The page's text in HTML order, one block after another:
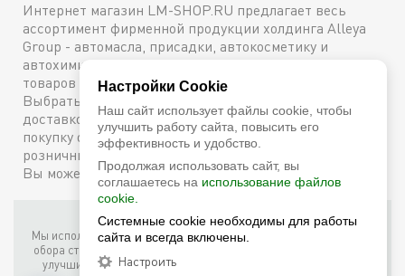
Интернет магазин LM-SHOP.RU предлагает весь
ассортимент фирменной продукции холдинга Alleya
Group - автомасла, присадки, автокосметику и
автохимию. Каталог содержит подробное описание
товаров с техническими характеристиками и ценами.
Выбрать и купить оригинальную продукцию с
доставкой по Москве можно сейчас же, оформив
покупку онлайн, либо посетив один из наших
розничных магазинов. Более подробную информацию
Вы можете получить по телефону+7 (800) 600-48-38
Фирменный интернет-магазин LM Shop © 2026
Мы используем собственные куки (соокіе) и куки третьих лиц для
обора статистики, маркетинговых целей, а также для того, чтобы
улучшить работу сайта. Продолжая просмотр этого сайта, вы
Настройки Cookie
Наш сайт использует файлы cookie, чтобы
улучшить работу сайта, повысить его
эффективность и удобство.
Продолжая использовать сайт, вы
соглашаетесь на использование файлов
cookie.
Системные cookie необходимы для работы
сайта и всегда включены.
Настроить